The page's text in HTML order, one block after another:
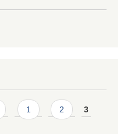
1 2 3